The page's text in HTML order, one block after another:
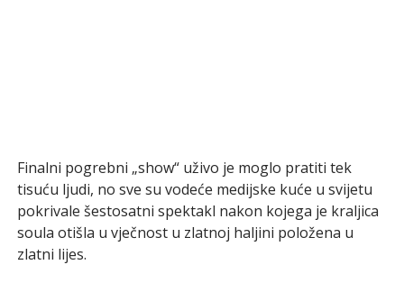
Finalni pogrebni „show“ uživo je moglo pratiti tek
tisuću ljudi, no sve su vodeće medijske kuće u svijetu
pokrivale šestosatni spektakl nakon kojega je kraljica
soula otišla u vječnost u zlatnoj haljini položena u
zlatni lijes.